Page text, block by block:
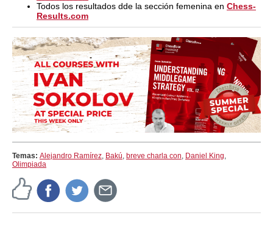
Todos los resultados dde la sección femenina en Chess-
Results.com
Temas: Alejandro Ramírez, Bakú, breve charla con, Daniel King,
Olimpiada